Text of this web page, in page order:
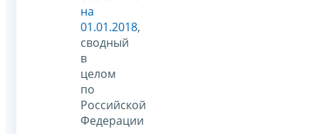
на
01.01.2018,
сводный
в
целом
по
Российской
Федерации